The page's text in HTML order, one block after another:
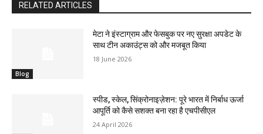
RELATED ARTICLES
Blog
मेटा ने इंस्टाग्राम और फेसबुक पर नए सुरक्षा अपडेट के
साथ टीन अकाउंट्स को और मजबूत किया
18 June 2026
स्पीड, स्केल, सिंक्रोनाइज़ेशन: पूरे भारत में निर्बाध ऊर्जा
आपूर्ति को कैसे सशक्त बना रहा है एचपीसीएल
24 April 2026